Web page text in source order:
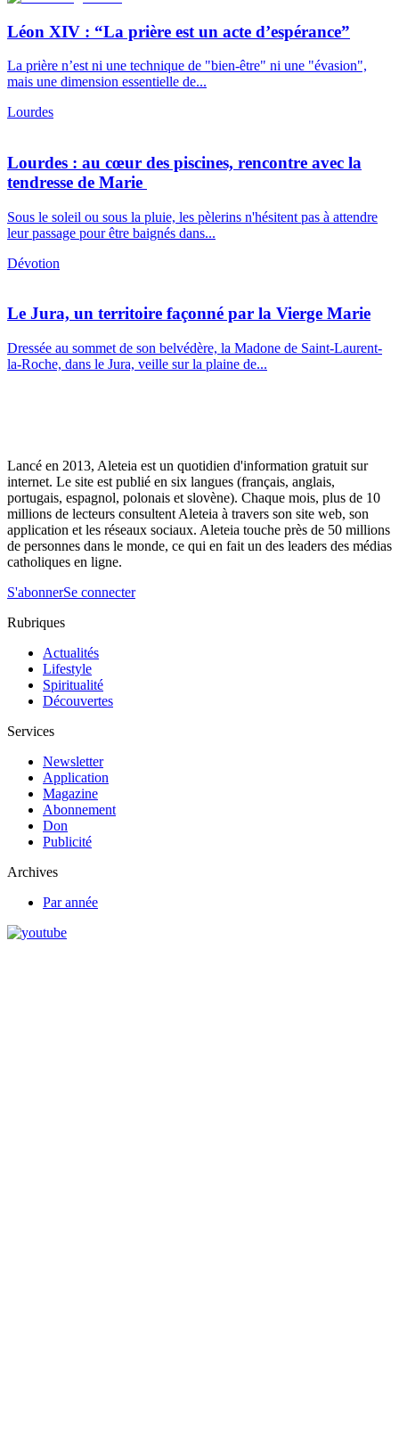
Léon XIV : “La prière est un acte d’espérance”
La prière n’est ni une technique de "bien-être" ni une "évasion",
mais une dimension essentielle de...
Lourdes
Lourdes : au cœur des piscines, rencontre avec la
tendresse de Marie
Sous le soleil ou sous la pluie, les pèlerins n'hésitent pas à attendre
leur passage pour être baignés dans...
Dévotion
Le Jura, un territoire façonné par la Vierge Marie
Dressée au sommet de son belvédère, la Madone de Saint-Laurent-
la-Roche, dans le Jura, veille sur la plaine de...
Lancé en 2013, Aleteia est un quotidien d'information gratuit sur
internet. Le site est publié en six langues (français, anglais,
portugais, espagnol, polonais et slovène). Chaque mois, plus de 10
millions de lecteurs consultent Aleteia à travers son site web, son
application et les réseaux sociaux. Aleteia touche près de 50 millions
de personnes dans le monde, ce qui en fait un des leaders des médias
catholiques en ligne.
S'abonnerSe connecter
Rubriques
Actualités
Lifestyle
Spiritualité
Découvertes
Services
Newsletter
Application
Magazine
Abonnement
Don
Publicité
Archives
Par année